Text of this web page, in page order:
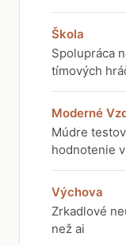
Škola
Spolupráca
tímových
Moderné
Múdre
hodnotenie
Výchova
Zrkadlové
než ai